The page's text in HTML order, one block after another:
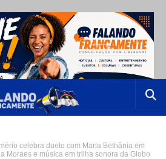
celebra dueto com Maria Bethânia em
Moraes e música em trilha sonora da Globo